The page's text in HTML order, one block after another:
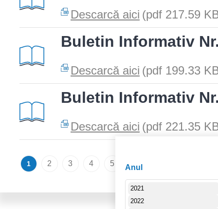
Descarcă aici (pdf 217.59
Buletin Informativ
Descarcă aici (pdf 199.33
Buletin Informativ
Descarcă aici (pdf 221.35
1 2 3 4 5 Anul